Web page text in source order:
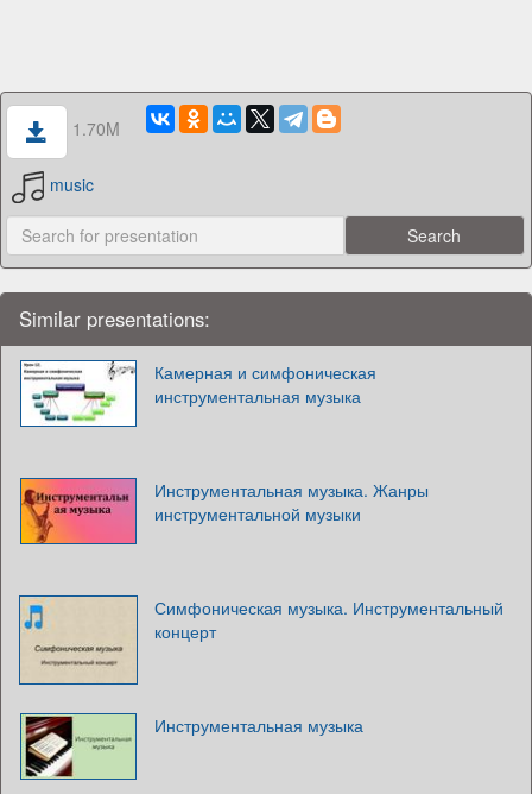
1.70M
music
Similar presentations:
Камерная и симфоническая
инструментальная музыка
Инструментальная музыка. Жанры
инструментальной музыки
Симфоническая музыка. Инструментальный
концерт
Инструментальная музыка